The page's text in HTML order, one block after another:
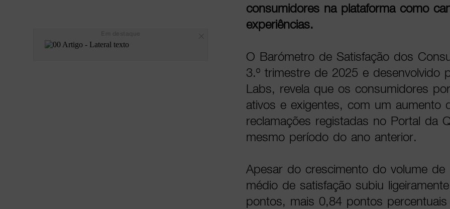
consumidores na plataforma como
experiências.
O Barómetro de Satisfação dos
3.º trimestre de 2025 e desenvolvido
Labs, revela que os consumidores
ativos e exigentes, com um aumento
reclamações registadas no Portal da
mesmo período do ano anterior.
Apesar do crescimento do volume de
médio de satisfação subiu
pontos, mais 0,84 pontos